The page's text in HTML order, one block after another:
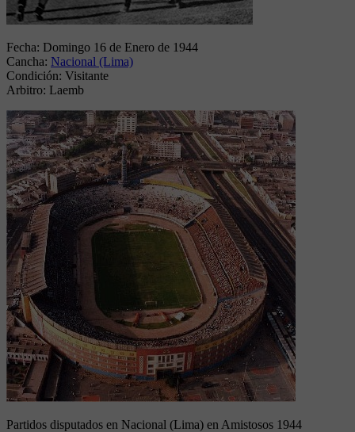
Fecha: Domingo 16 de Enero de 1944
Cancha: Nacional (Lima)
Condición: Visitante
Arbitro: Laemb
Partidos disputados en Nacional (Lima) en Amistosos 1944